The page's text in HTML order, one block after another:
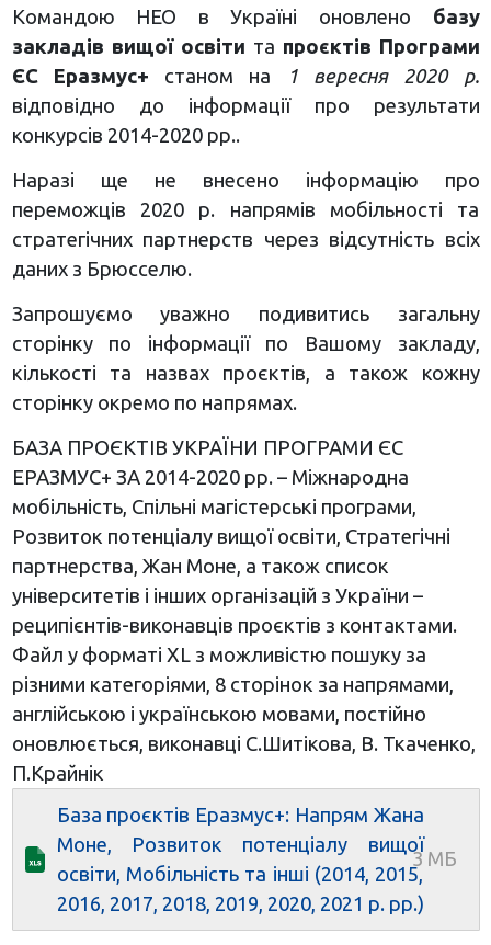
Командою НЕО в Україні оновлено базу
закладів вищої освіти та проєктів Програми
ЄС Еразмус+ станом на
1 вересня 2020 р.
відповідно до інформації про результати
конкурсів 2014-2020 рр..
Наразі ще не внесено інформацію про
переможців 2020 р. напрямів мобільності та
стратегічних партнерств через відсутність всіх
даних з Брюсселю.
Запрошуємо уважно подивитись загальну
сторінку по інформації по Вашому закладу,
кількості та назвах проєктів, а також кожну
сторінку окремо по напрямах.
БАЗА ПРОЄКТІВ УКРАЇНИ ПРОГРАМИ ЄС
ЕРАЗМУС+ ЗА 2014-2020 рр. – Міжнародна
мобільність, Спільні магістерські програми,
Розвиток потенціалу вищої освіти, Стратегічні
партнерства, Жан Моне, а також список
університетів і інших організацій з України –
реципієнтів-виконавців проєктів з контактами.
Файл у форматі ХL з можливістю пошуку за
різними категоріями, 8 сторінок за напрямами,
англійською і українською мовами, постійно
оновлюється, виконавці С.Шитікова, В. Ткаченко,
П.Крайнік
База проєктів Еразмус+: Напрям Жана
Моне, Розвиток потенціалу вищої
освіти, Мобільність та інші (2014, 2015,
2016, 2017, 2018, 2019, 2020, 2021 р. рр.)